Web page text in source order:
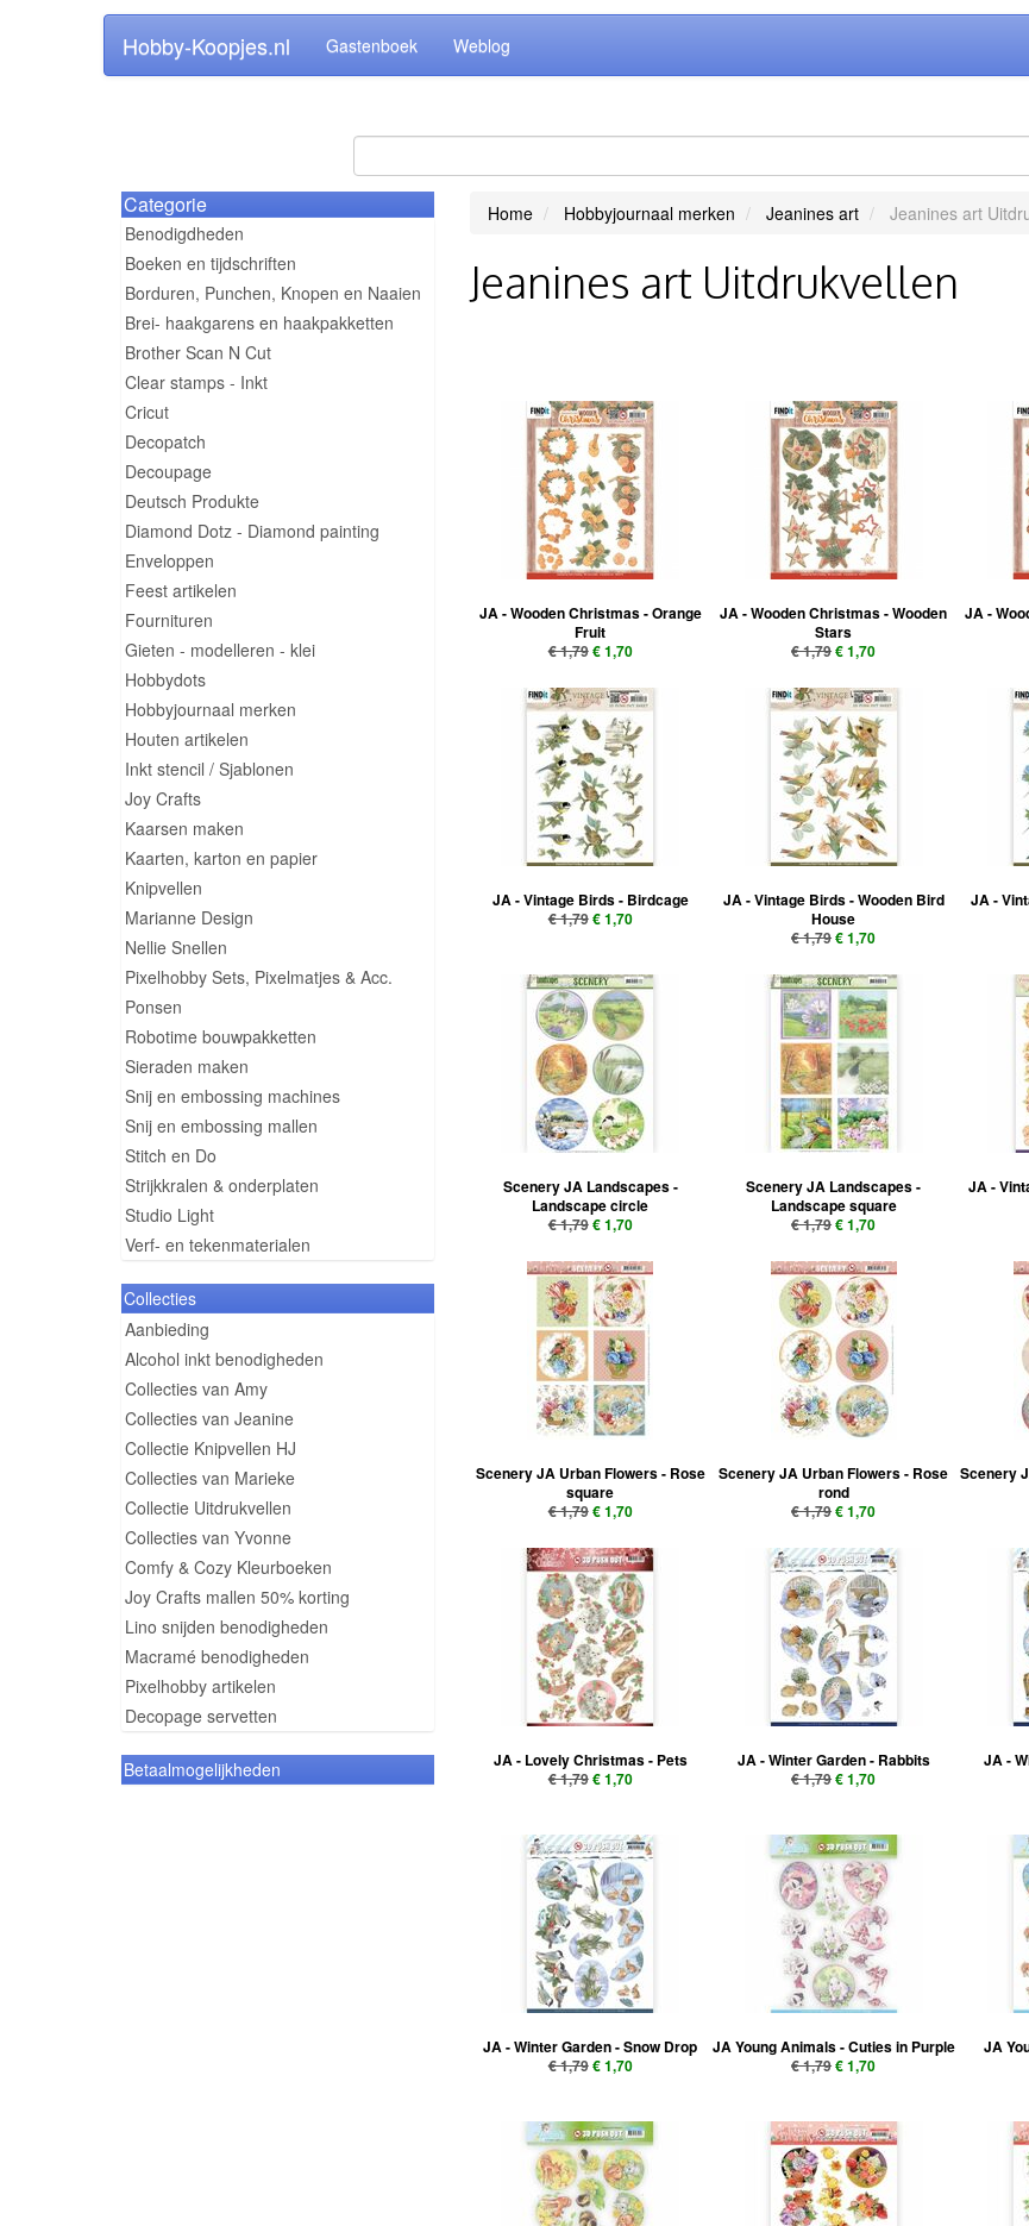
Hobby-Koopjes.nl Gastenboek Weblog
Categorie
Benodigdheden
Boeken en tijdschriften
Borduren, Punchen, Knopen en Naaien
Brei- haakgarens en haakpakketten
Brother Scan N Cut
Clear stamps - Inkt
Cricut
Decopatch
Decoupage
Deutsch Produkte
Diamond Dotz - Diamond painting
Enveloppen
Feest artikelen
Fournituren
Gieten - modelleren - klei
Hobbydots
Hobbyjournaal merken
Houten artikelen
Inkt stencil / Sjablonen
Joy Crafts
Kaarsen maken
Kaarten, karton en papier
Knipvellen
Marianne Design
Nellie Snellen
Pixelhobby Sets, Pixelmatjes & Acc.
Ponsen
Robotime bouwpakketten
Sieraden maken
Snij en embossing machines
Snij en embossing mallen
Stitch en Do
Strijkkralen & onderplaten
Studio Light
Verf- en tekenmaterialen
Collecties
Aanbieding
Alcohol inkt benodigheden
Collecties van Amy
Collecties van Jeanine
Collectie Knipvellen HJ
Collecties van Marieke
Collectie Uitdrukvellen
Collecties van Yvonne
Comfy & Cozy Kleurboeken
Joy Crafts mallen 50% korting
Lino snijden benodigheden
Macramé benodigheden
Pixelhobby artikelen
Decopage servetten
Betaalmogelijkheden
Home Hobbyjournaal merken Jeanines art Jeanines art
Jeanines art Uitdrukvellen
JA - Wooden Christmas - Orange
Fruit
€ 1,79€ 1,70
JA - Wooden Christmas - Wooden
Stars
€ 1,79€ 1,70
JA -
JA - Vintage Birds - Birdcage
€ 1,79€ 1,70
JA - Vintage Birds - Wooden Bird
House
€ 1,79€ 1,70
JA -
Scenery JA Landscapes -
Landscape circle
€ 1,79€ 1,70
Scenery JA Landscapes -
Landscape square
€ 1,79€ 1,70
JA -
Scenery JA Urban Flowers - Rose
square
€ 1,79€ 1,70
Scenery JA Urban Flowers - Rose
rond
€ 1,79€ 1,70
Scenery
JA - Lovely Christmas - Pets
€ 1,79€ 1,70
JA - Winter Garden - Rabbits
€ 1,79€ 1,70
JA -
JA - Winter Garden - Snow Drop
€ 1,79€ 1,70
JA Young Animals - Cuties in Purple
€ 1,79€ 1,70
JA